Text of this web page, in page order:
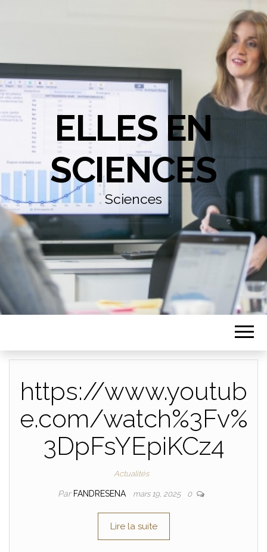
ELLES EN
SCIENCES
Sciences
https://www.youtub
e.com/watch%3Fv%
3DpFsYEpiKCz4
Actualités
Par FANDRESENA mars 19, 2025 0
Lire la suite